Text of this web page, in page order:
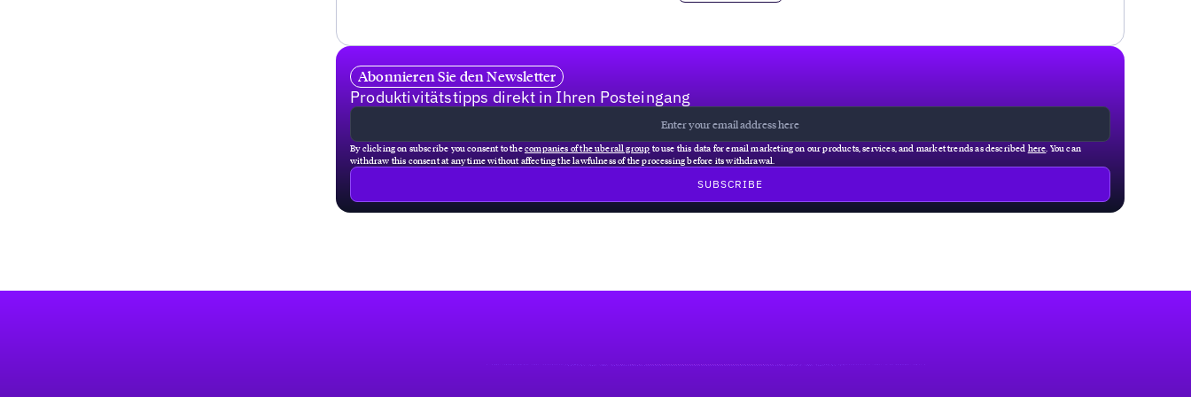
Abonnieren Sie den Newsletter
Produktivitätstipps direkt in Ihren Posteingang
By clicking on subscribe you consent to thecompanies of the uberall group to use this data for email marketing on our products, services, and market trends as described here . You can
withdraw this consent at any time without affecting the lawfulness of the processing before its withdrawal.